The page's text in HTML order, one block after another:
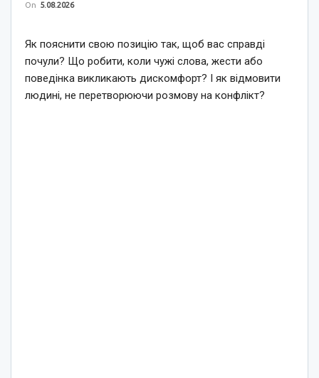
On 5.08.2026
Як пояснити свою позицію так, щоб вас справді
почули? Що робити, коли чужі слова, жести або
поведінка викликають дискомфорт? І як відмовити
людині, не перетворюючи розмову на конфлікт?